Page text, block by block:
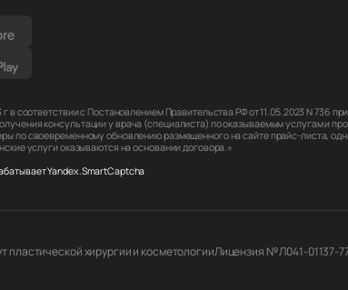
г в соответствии с Постановлением Правительства РФ от 11.05.2023 N
консультации у врача (специалиста) по оказываемым услугам и
по своевременному обновлению размещенного на сайте прайс-листа,
услуги оказываются на основании договора.»
Yandex.SmartCaptcha
пластической хирургии и косметологииЛицензия № Л041-01137-